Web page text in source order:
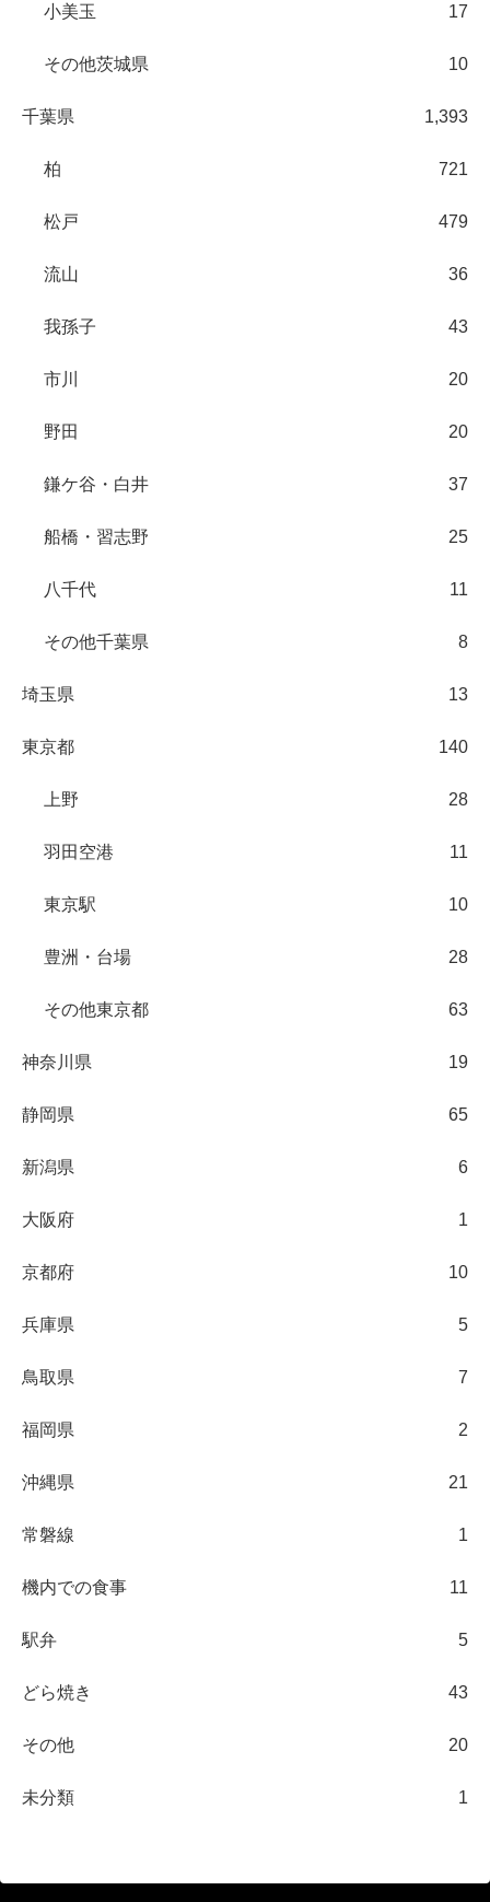
小美玉 17
その他茨城県 10
千葉県 1,393
柏 721
松戸 479
流山 36
我孫子 43
市川 20
野田 20
鎌ケ谷・白井 37
船橋・習志野 25
八千代 11
その他千葉県 8
埼玉県 13
東京都 140
上野 28
羽田空港 11
東京駅 10
豊洲・台場 28
その他東京都 63
神奈川県 19
静岡県 65
新潟県 6
大阪府 1
京都府 10
兵庫県 5
鳥取県 7
福岡県 2
沖縄県 21
常磐線 1
機内での食事 11
駅弁 5
どら焼き 43
その他 20
未分類 1